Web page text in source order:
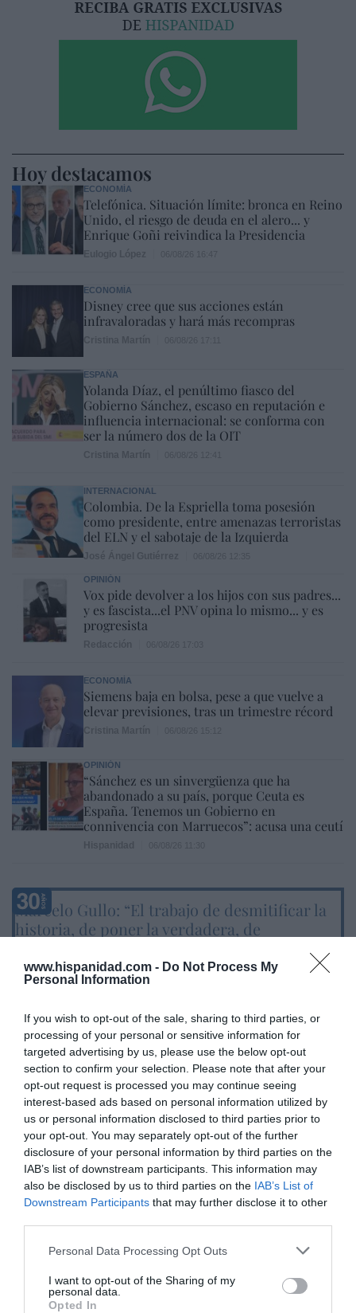
www.hispanidad.com - Do Not Process My
Personal Information
If you wish to opt-out of the sale, sharing to third parties, or
processing of your personal or sensitive information for
targeted advertising by us, please use the below opt-out
section to confirm your selection. Please note that after your
opt-out request is processed you may continue seeing
interest-based ads based on personal information utilized by
us or personal information disclosed to third parties prior to
your opt-out. You may separately opt-out of the further
disclosure of your personal information by third parties on the
IAB’s list of downstream participants. This information may
also be disclosed by us to third parties on the IAB’s List of
Downstream Participants that may further disclose it to other
Personal Data Processing Opt Outs
I want to opt-out of the Sharing of my
personal data.
Opted In
Hoy destacamos
ECONOMÍA
Telefónica. Situación límite: bronca en Reino
Unido, el riesgo de deuda en el alero... y
Enrique Goñi reivindica la Presidencia
ECONOMÍA
Disney cree que sus acciones están
infravaloradas y hará más recompras
ESPAÑA
Yolanda Díaz, el penúltimo fiasco del
Gobierno Sánchez, escaso en reputación e
influencia internacional: se conforma con
ser la número dos de la OIT
INTERNACIONAL
Colombia. De la Espriella toma posesión
como presidente, entre amenazas terroristas
del ELN y el sabotaje de la Izquierda
OPINIÓN
Vox pide devolver a los hijos con sus padres...
y es fascista...el PNV opina lo mismo... y es
progresista
ECONOMÍA
Siemens baja en bolsa, pese a que vuelve a
elevar previsiones, tras un trimestre récord
OPINIÓN
“Sánchez es un sinvergüenza que ha
abandonado a su país, porque Ceuta es
España. Tenemos un Gobierno en
connivencia con Marruecos”: acusa una ceutí
Marcelo Gullo: “El trabajo de desmitificar la
historia, de poner la verdadera, de
cristiano"
Artículos anteriores
DIARIO DE LA CORRUPCIÓN SANCHISTA
Diario de la corrupción sanchista. La
Audiencia Nacional prorroga seis meses la
investigación del caso Koldo, ante el
ingente material incautado por la UCO
por Redacción
Artículos anteriores
Opinión
Enormes minucias
por Eulogio López